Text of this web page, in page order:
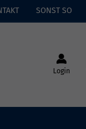
SONST SO
Login